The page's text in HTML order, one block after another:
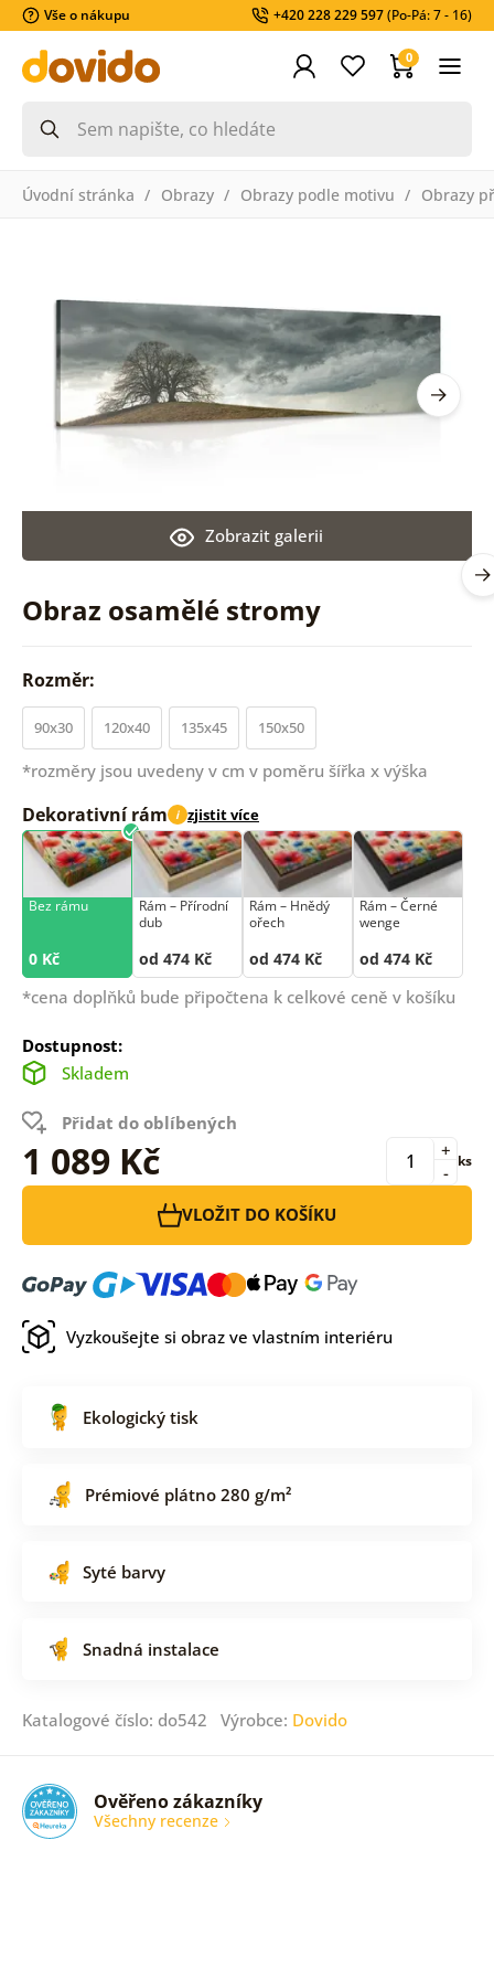
Vše o nákupu +420 228 229 597(Po-Pá: 7 - 16)
0
Úvodní stránka Obrazy Obrazy podle motivu Obrazy
Obraz osamělé stromy
Zobrazit galerii
Rozměr:
90x30 120x40 135x45 150x50
*rozměry jsou uvedeny v cm v poměru šířka x výška
Dekorativní rám i zjistit více
Bez rámu
0 Kč
Rám –⁠⁠⁠⁠⁠⁠ Přírodní
dub
od 474 Kč
Rám –⁠⁠⁠⁠⁠⁠ Hnědý
ořech
od 474 Kč
Rám –⁠⁠⁠⁠⁠⁠ Černé
wenge
od 474 Kč
*cena doplňků bude připočtena k celkové ceně v košíku
Dostupnost:
Skladem
Přidat do oblíbených
1 089 Kč -
+ ks
VLOŽIT DO KOŠÍKU
Vyzkoušejte si obraz ve vlastním interiéru
Ekologický tisk
Prémiové plátno 280 g/m²
Syté barvy
Snadná instalace
Katalogové číslo: do542 Výrobce: Dovido
Ověřeno zákazníky
Všechny recenze